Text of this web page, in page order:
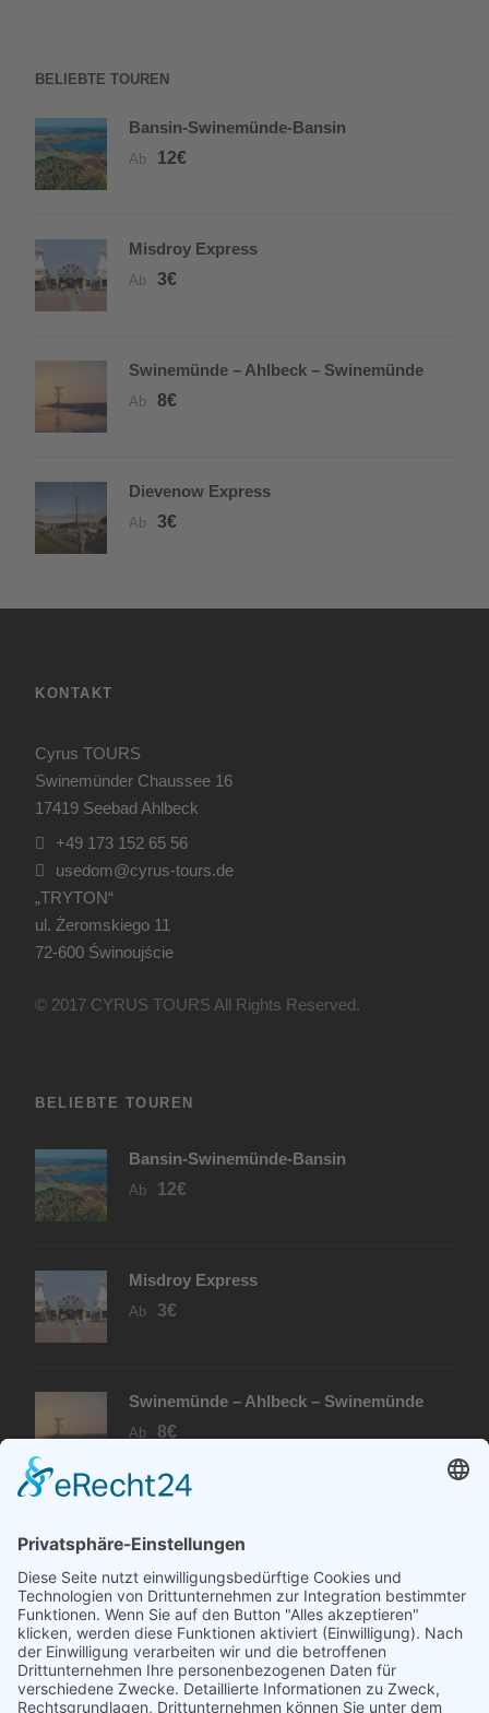
BELIEBTE TOUREN
Bansin-Swinemünde-Bansin
Ab 12€
Misdroy Express
Ab 3€
Swinemünde – Ahlbeck – Swinemünde
Ab 8€
Dievenow Express
Ab 3€
KONTAKT
Cyrus TOURS
Swinemünder Chaussee 16
17419 Seebad Ahlbeck
+49 173 152 65 56
usedom@cyrus-tours.de
„TRYTON“
ul. Żeromskiego 11
72-600 Świnoujście
© 2017 CYRUS TOURS All Rights Reserved.
BELIEBTE TOUREN
Bansin-Swinemünde-Bansin
Ab 12€
Misdroy Express
Ab 3€
Swinemünde – Ahlbeck – Swinemünde
Ab 8€